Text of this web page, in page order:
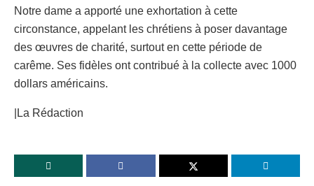
Notre dame a apporté une exhortation à cette
circonstance, appelant les chrétiens à poser davantage
des œuvres de charité, surtout en cette période de
carême. Ses fidèles ont contribué à la collecte avec 1000
dollars américains.
|La Rédaction